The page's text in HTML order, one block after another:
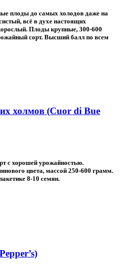
плоды до самых холодов даже на
всё в духе настоящих
Плоды крупные, 300-600
сорт. Высший балл по всем
холмов (Cuor di Bue
с хорошей урожайностью.
цвета, массой 250-600 грамм.
8-10 семян.